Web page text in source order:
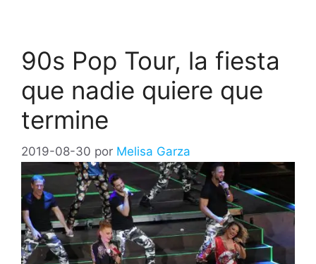
90s Pop Tour, la fiesta
que nadie quiere que
termine
2019-08-30 por Melisa Garza